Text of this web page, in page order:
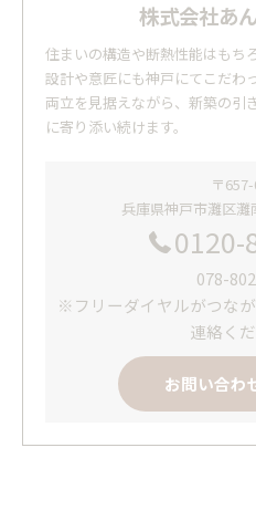
株式会社あ
住まいの構造や断熱性能はもち
設計や意匠にも神戸にてこだわ
両立を見据えながら、新築の引
に寄り添い続けます。
〒
兵庫県神戸市灘区灘
0120-
078-
※フリーダイヤルがつな
連絡くだ
お問い合わ